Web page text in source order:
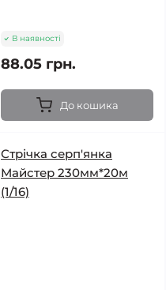
В наявності
88.05 грн.
До кошика
Стрічка серп'янка
Майстер 230мм*20м
(1/16)